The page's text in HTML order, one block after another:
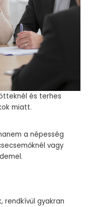
és terhes
miatt.
a népesség
vagy
rendkívül gyakran